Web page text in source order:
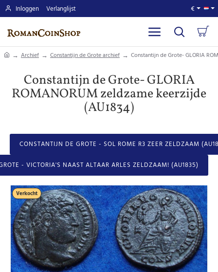
Inloggen Verlanglijst €
homeArchief Constantijn de Grote archief Constantijn de Grote- GLORIA
Constantijn de Grote- GLORIA
ROMANORUM zeldzame keerzijde
(AU1834)
CONSTANTIJN DE GROTE - SOL ROME R3 ZEER ZELDZAAM
- VICTORIA'S NAAST ALTAAR ARLES ZELDZAAM! (AU1835)
Verkocht